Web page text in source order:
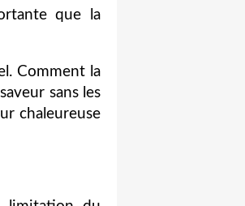
que la
Comment la
sans les
chaleureuse